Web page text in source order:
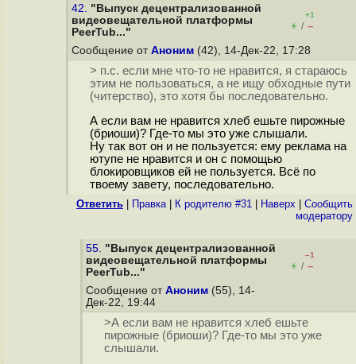
42. "Выпуск децентрализованной
видеовещательной платформы
PeerTub..."
+1
+ / –
Сообщение от Аноним (42), 14-Дек-22, 17:28
> п.с. если мне что-то не нравится, я стараюсь
этим не пользоваться, а не ищу обходные пути
(читерство), это хотя бы последовательно.
А если вам не нравится хлеб ешьте пирожные
(бриоши)? Где-то мы это уже слышали.
Ну так вот он и не пользуется: ему реклама на
ютупе не нравится и он с помощью
блокировщиков ей не пользуется. Всё по
твоему завету, последовательно.
Ответить Правка| К родителю #31 Наверх
Cообщить
модератору
55. "Выпуск децентрализованной
видеовещательной платформы
PeerTub..."
–1
+ / –
Сообщение от Аноним (55), 14-
Дек-22, 19:44
>А если вам не нравится хлеб ешьте
пирожные (бриоши)? Где-то мы это уже
слышали.